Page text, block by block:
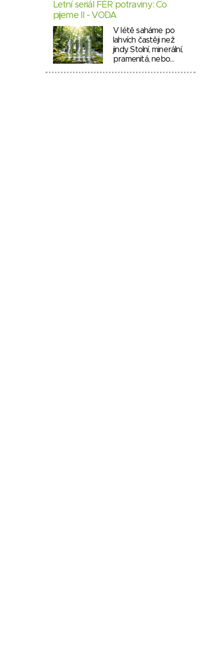
Letní seriál FÉR potraviny: Co
pijeme II - VODA
V létě saháme po
lahvích častěji než
jindy. Stolní, minerální,
pramenitá, nebo…